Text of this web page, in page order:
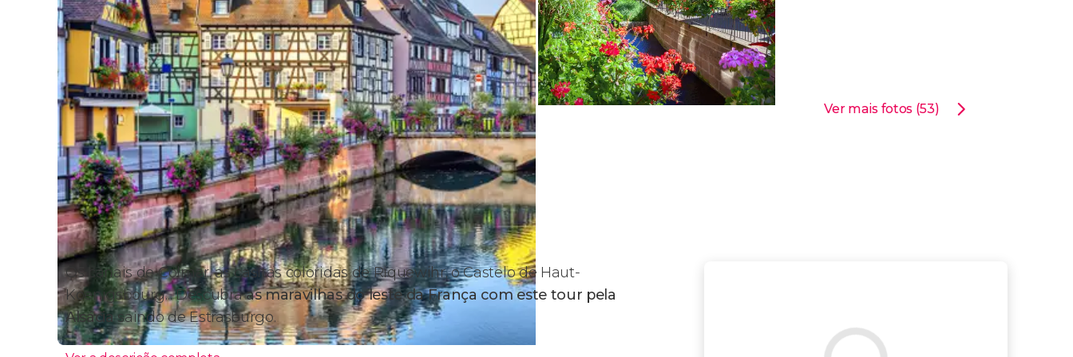
Ver mais fotos (53)
Os canais de Colmar, as casitas coloridas de Riquewihr, o Castelo de Haut-
Koenigsbourg... Descubraas maravilhas do leste da França com este tour pela
Alsáciasaindo de Estrasburgo.